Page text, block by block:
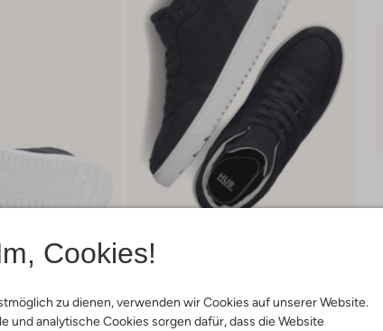
Cookies!
zu dienen, verwenden wir Cookies auf unserer Website.
und analytische Cookies sorgen dafür, dass die Website